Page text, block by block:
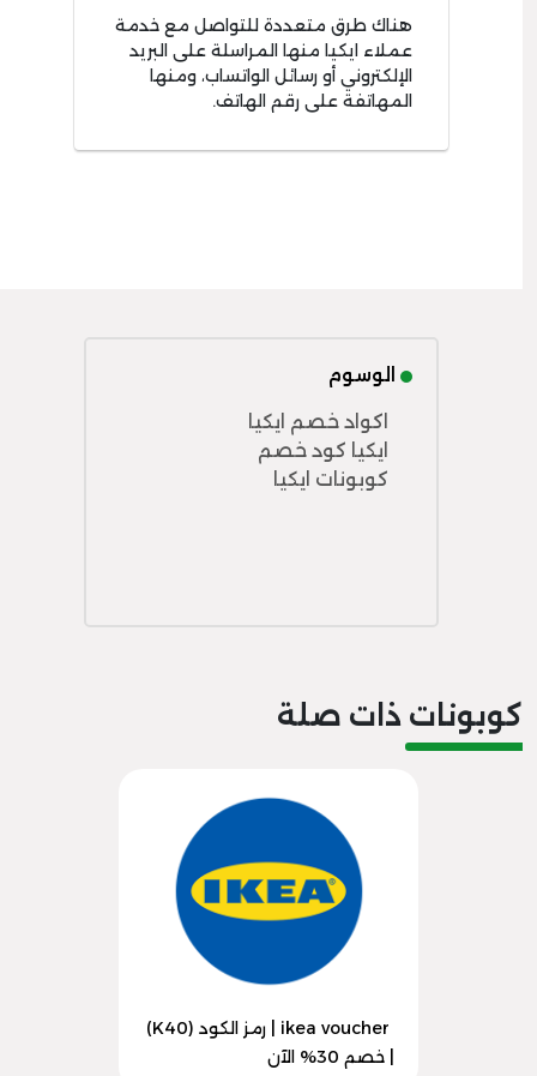
هناك طرق متعددة للتواصل مع خدمة
عملاء ايكيا منها المراسلة على البريد
الإلكتروني أو رسائل الواتساب، ومنها
المهاتفة على رقم الهاتف.
الوسوم
اكواد خصم ايكيا
ايكيا كود خصم
كوبونات ايكيا
كوبونات ذات صلة
ikea voucher | رمز الكود (K40)
| خصم 30% الآن